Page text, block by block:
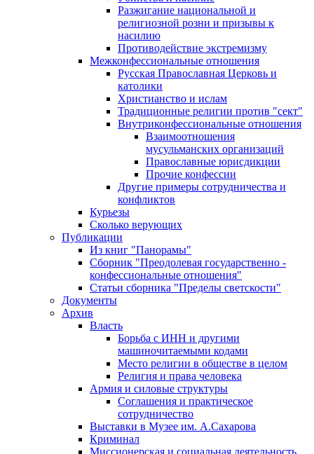
Разжигание национальной и
религиозной розни и призывы к
насилию
Противодействие экстремизму
Межконфессиональные отношения
Русская Православная Церковь и
католики
Христианство и ислам
Традиционные религии против "сект"
Внутриконфессиональные отношения
Взаимоотношения
мусульманских организаций
Православные юрисдикции
Прочие конфессии
Другие примеры сотрудничества и
конфликтов
Курьезы
Сколько верующих
Публикации
Из книг "Панорамы"
Сборник "Преодолевая государственно -
конфессиональные отношения"
Статьи сборника "Пределы светскости"
Документы
Архив
Власть
Борьба с ИНН и другими
машиночитаемыми кодами
Место религии в обществе в целом
Религия и права человека
Армия и силовые структуры
Соглашения и практическое
сотрудничество
Выставки в Музее им. А.Сахарова
Криминал
Миссионерская и социальная деятельность